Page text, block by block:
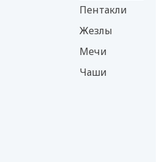
Пентакли
Жезлы
Мечи
Чаши